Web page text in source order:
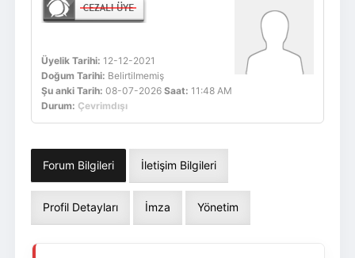
Üyelik Tarihi: 12-12-2021
Doğum Tarihi: Belirtilmemiş
Şu anki Tarih: 08-07-2026 Saat: 11:48 AM
Durum: Çevrimdışı
Forum Bilgileri İletişim Bilgileri
Profil Detayları İmza Yönetim